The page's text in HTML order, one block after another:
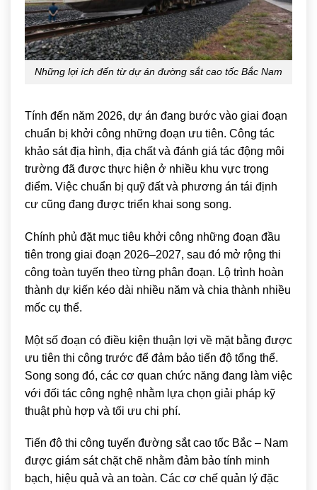
Những lợi ích đến từ dự án đường sắt cao tốc Bắc Nam
Tính đến năm 2026, dự án đang bước vào giai đoạn
chuẩn bị khởi công những đoạn ưu tiên. Công tác
khảo sát địa hình, địa chất và đánh giá tác động môi
trường đã được thực hiện ở nhiều khu vực trọng
điểm. Việc chuẩn bị quỹ đất và phương án tái định
cư cũng đang được triển khai song song.
Chính phủ đặt mục tiêu khởi công những đoạn đầu
tiên trong giai đoạn 2026–2027, sau đó mở rộng thi
công toàn tuyến theo từng phân đoạn. Lộ trình hoàn
thành dự kiến kéo dài nhiều năm và chia thành nhiều
mốc cụ thể.
Một số đoạn có điều kiện thuận lợi về mặt bằng được
ưu tiên thi công trước để đảm bảo tiến độ tổng thể.
Song song đó, các cơ quan chức năng đang làm việc
với đối tác công nghệ nhằm lựa chọn giải pháp kỹ
thuật phù hợp và tối ưu chi phí.
Tiến độ thi công tuyến đường sắt cao tốc Bắc – Nam
được giám sát chặt chẽ nhằm đảm bảo tính minh
bạch, hiệu quả và an toàn. Các cơ chế quản lý đặc